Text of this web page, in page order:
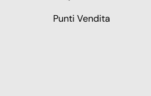
Punti Vendita